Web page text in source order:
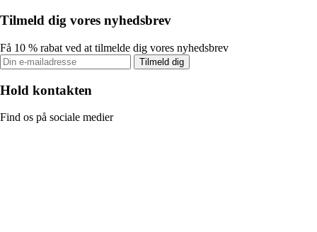
Tilmeld dig vores nyhedsbrev
Få 10 % rabat ved at tilmelde dig vores nyhedsbrev
Tilmeld dig
Hold kontakten
Find os på sociale medier